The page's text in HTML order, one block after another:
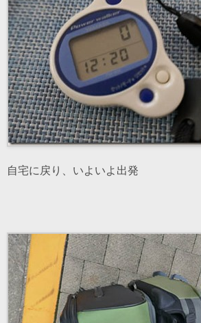
自宅に戻り、いよいよ出発